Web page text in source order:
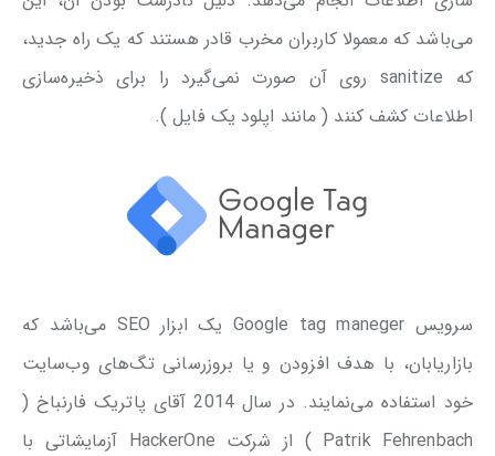
می‌باشد که معمولا کاربران مخرب قادر هستند که یک راه جدید،
که sanitize روی آن صورت نمی‌گیرد را برای ذخیره‌سازی
اطلاعات کشف کنند ( مانند اپلود یک فایل ).
سرویس Google tag maneger یک ابزار SEO می‌باشد که
بازاریابان، با هدف افزودن و یا بروزرسانی تگ‌های وب‌سایت
خود استفاده می‌نمایند. در سال 2014 آقای پاتریک فارنباخ (
Patrik Fehrenbach ) از شرکت HackerOne آزمایشاتی با